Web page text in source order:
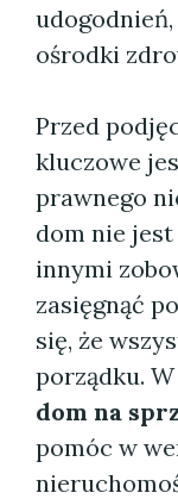
ośrodki
Przed
kluczowe
prawnego
dom nie
innymi
zasięgnąć
się, że
porządku.
dom na
pomóc w